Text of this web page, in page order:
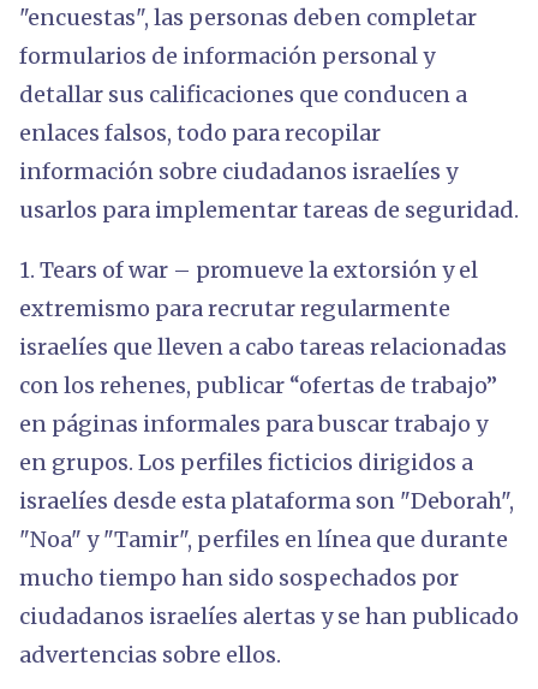
"encuestas", las personas deben completar
formularios de información personal y
detallar sus calificaciones que conducen a
enlaces falsos, todo para recopilar
información sobre ciudadanos israelíes y
usarlos para implementar tareas de seguridad.
1. Tears of war – promueve la extorsión y el
extremismo para recrutar regularmente
israelíes que lleven a cabo tareas relacionadas
con los rehenes, publicar “ofertas de trabajo”
en páginas informales para buscar trabajo y
en grupos. Los perfiles ficticios dirigidos a
israelíes desde esta plataforma son "Deborah",
"Noa" y "Tamir", perfiles en línea que durante
mucho tiempo han sido sospechados por
ciudadanos israelíes alertas y se han publicado
advertencias sobre ellos.